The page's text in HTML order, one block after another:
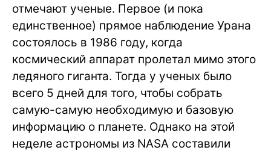
отмечают ученые. Первое (и пока
единственное) прямое наблюдение Урана
состоялось в 1986 году, когда
космический аппарат пролетал мимо этого
ледяного гиганта. Тогда у ученых было
всего 5 дней для того, чтобы собрать
самую-самую необходимую и базовую
информацию о планете. Однако на этой
неделе астрономы из NASA составили